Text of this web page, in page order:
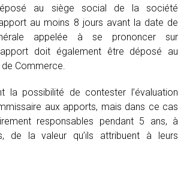
au siège social de la société
au moins 8 jours avant la date de
appelée à se prononcer sur
doit également être déposé au
Commerce.
la possibilité de contester l’évaluation
aux apports, mais dans ce cas
responsables pendant 5 ans, à
de la valeur qu’ils attribuent à leurs